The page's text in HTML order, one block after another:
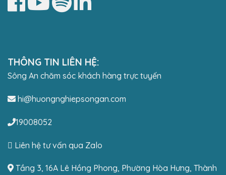
THÔNG TIN LIÊN HỆ:
Sông An chăm sóc khách hàng trực tuyến
hi@huongnghiepsongan.com
19008052
Liên hệ tư vấn qua Zalo
Tầng 3, 16A Lê Hồng Phong, Phường Hòa Hưng, Thành